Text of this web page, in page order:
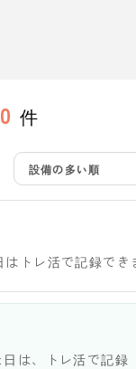
0 件
設備の多い順
トレ活で記録でき
は、トレ活で記録